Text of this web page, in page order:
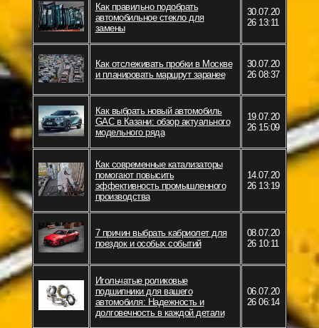
Как правильно подобрать
автомобильное стекло для
замены
30.07.20
26 13:11
Как отслеживать пробки в Москве
и планировать маршрут заранее
30.07.20
26 08:37
Как выбрать новый автомобиль
GAC в Казани: обзор актуального
модельного ряда
19.07.20
26 15:09
Как современные катализаторы
помогают повысить
эффективность промышленного
производства
14.07.20
26 13:19
7 причин выбрать кабриолет для
поездок и особых событий
08.07.20
26 10:11
Игольчатые роликовые
подшипники для вашего
автомобиля: Надежность и
долговечность в каждой детали
06.07.20
26 06:14